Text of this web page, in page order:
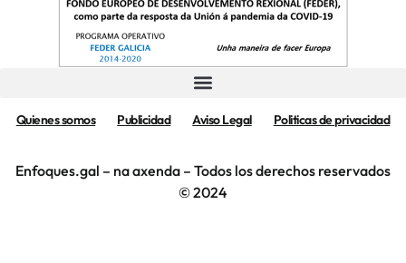
Quienes somos Publicidad Aviso Legal Politicas de privacidad
Enfoques.gal – na axenda – Todos los derechos reservados
© 2024